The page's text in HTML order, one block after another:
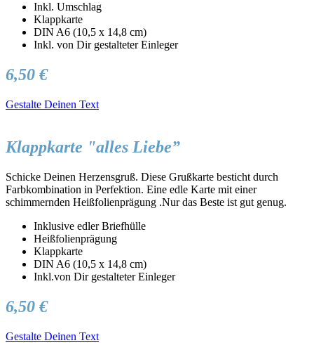
Inkl. Umschlag
Klappkarte
DIN A6 (10,5 x 14,8 cm)
Inkl. von Dir gestalteter Einleger
6,50 €
Gestalte Deinen Text
Klappkarte "alles Liebe”
Schicke Deinen Herzensgruß. Diese Grußkarte besticht durch
Farbkombination in Perfektion. Eine edle Karte mit einer
schimmernden Heißfolienprägung .Nur das Beste ist gut genug.
Inklusive edler Briefhülle
Heißfolienprägung
Klappkarte
DIN A6 (10,5 x 14,8 cm)
Inkl.von Dir gestalteter Einleger
6,50 €
Gestalte Deinen Text